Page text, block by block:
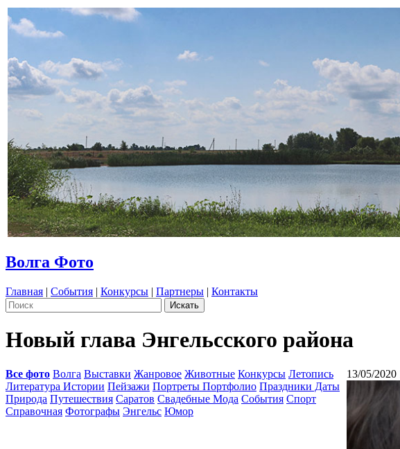
Волга Фото
Главная | События | Конкурсы | Партнеры | Контакты
Новый глава Энгельсского района
Все фото Волга Выставки Жанровое Животные Конкурсы Летопись
Литература Истории Пейзажи Портреты Портфолио Праздники Даты
Природа Путешествия Саратов Свадебные Мода События Спорт
Справочная Фотографы Энгельс Юмор
13/05/2020